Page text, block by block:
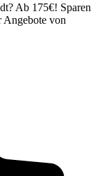
Ab 175€! Sparen
Angebote von